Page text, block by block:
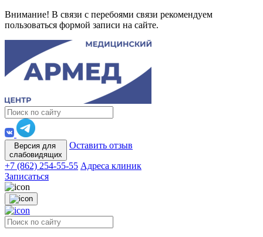
Внимание! В связи с перебоями связи рекомендуем
пользоваться формой записи на сайте.
Версия для
слабовидящих
Оставить отзыв
+7 (862) 254-55-55 Адреса клиник
Записаться